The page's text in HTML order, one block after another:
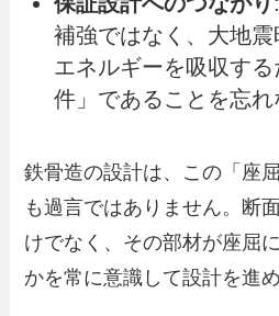
補強ではなく、大地震
エネルギーを吸収す
件」であることを忘れ
鉄骨造の設計は、この「座
も過言ではありません。断
けでなく、その部材が座屈
かを常に意識して設計を進